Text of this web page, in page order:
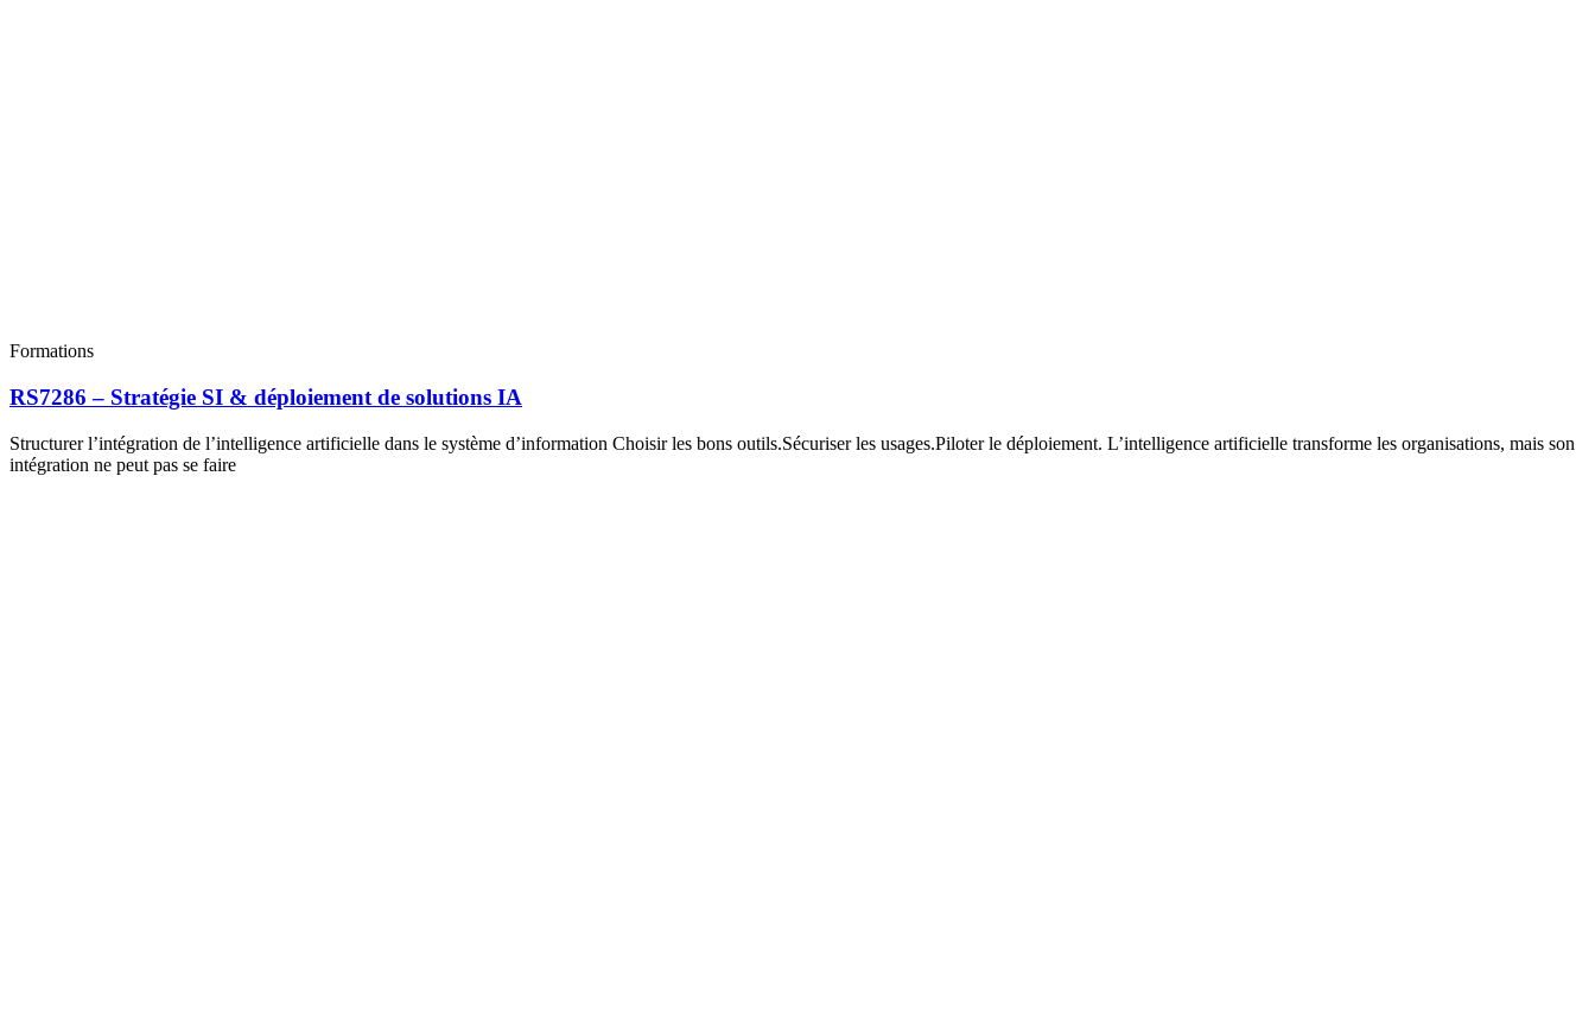
Formations
RS7286 – Stratégie SI & déploiement de solutions IA
Structurer l’intégration de l’intelligence artificielle dans le système d’information Choisir les bons outils.Sécuriser les usages.Piloter le déploiement. L’intelligence artificielle transforme les organisations, mais son
intégration ne peut pas se faire